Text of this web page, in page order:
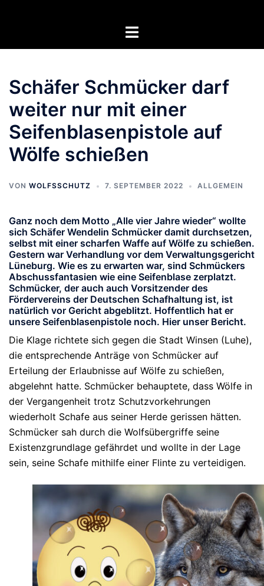
Menü
Schäfer Schmücker darf
weiter nur mit einer
Seifenblasenpistole auf
Wölfe schießen
VON WOLFSSCHUTZ 7. SEPTEMBER 2022 ALLGEMEIN
Ganz noch dem Motto „Alle vier Jahre wieder“ wollte
sich Schäfer Wendelin Schmücker damit durchsetzen,
selbst mit einer scharfen Waffe auf Wölfe zu schießen.
Gestern war Verhandlung vor dem Verwaltungsgericht
Lüneburg. Wie es zu erwarten war, sind Schmückers
Abschussfantasien wie eine Seifenblase zerplatzt.
Schmücker, der auch auch Vorsitzender des
Fördervereins der Deutschen Schafhaltung ist, ist
natürlich vor Gericht abgeblitzt. Hoffentlich hat er
unsere Seifenblasenpistole noch. Hier unser Bericht.
Die Klage richtete sich gegen die Stadt Winsen (Luhe),
die entsprechende Anträge von Schmücker auf
Erteilung der Erlaubnisse auf Wölfe zu schießen,
abgelehnt hatte. Schmücker behauptete, dass Wölfe in
der Vergangenheit trotz Schutzvorkehrungen
wiederholt Schafe aus seiner Herde gerissen hätten.
Schmücker sah durch die Wolfsübergriffe seine
Existenzgrundlage gefährdet und wollte in der Lage
sein, seine Schafe mithilfe einer Flinte zu verteidigen.